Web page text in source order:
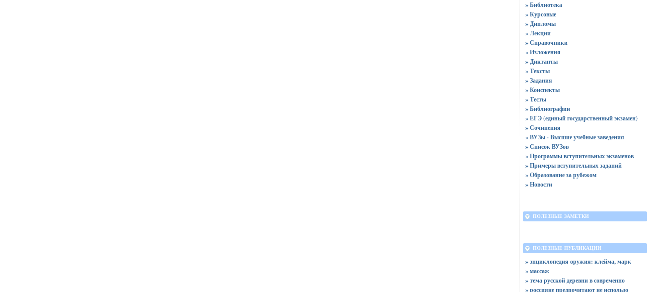
» Библиотека
» Курсовые
» Дипломы
» Лекции
» Справочники
» Изложения
» Диктанты
» Тексты
» Задания
» Конспекты
» Тесты
» Библиографии
» ЕГЭ (единый государственный экзамен)
» Сочинения
» ВУЗы - Высшие учебные заведения
» Список ВУЗов
» Программы вступительных экзаменов
» Примеры вступительных заданий
» Образование за рубежом
» Новости
ПОЛЕЗНЫЕ ЗАМЕТКИ
ПОЛЕЗНЫЕ ПУБЛИКАЦИИ
» энциклопедия оружия: клейма, марк
» массаж
» тема русской деревни в современно
» россияне предпочитают не использо